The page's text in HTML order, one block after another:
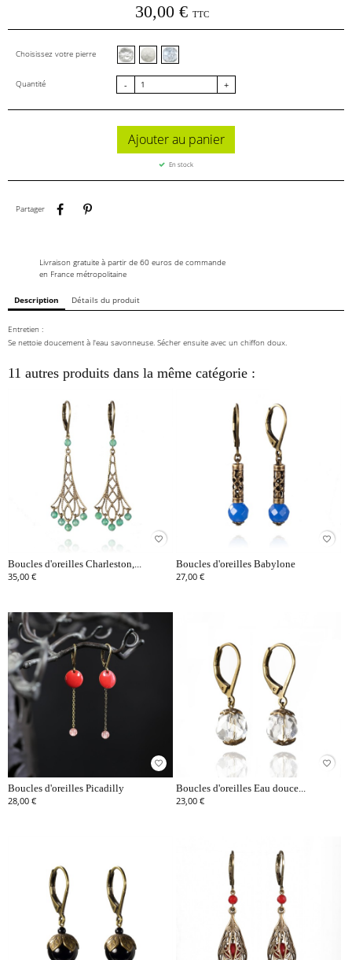
30,00 € TTC
Choisissez votre pierre Cristal de roche facettes
Cristal de roche givré
Cristal de roche craquelé
Quantité - +
Ajouter au panier
En stock
Partager
Partager
Livraison gratuite à partir de 60 euros de commande
en France métropolitaine
Description Détails du produit
Entretien :
Se nettoie doucement à l'eau savonneuse. Sécher ensuite avec un chiffon doux.
11 autres produits dans la même catégorie :
favorite_border
Boucles d'oreilles Charleston,...
35,00 €
favorite_border
Boucles d'oreilles Babylone
27,00 €
favorite_border
Boucles d'oreilles Picadilly
28,00 €
favorite_border
Boucles d'oreilles Eau douce...
23,00 €